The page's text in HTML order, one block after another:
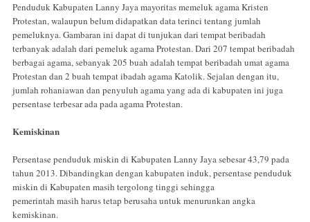
Penduduk Kabupaten Lanny Jaya mayoritas memeluk agama Kristen
Protestan, walaupun belum didapatkan data terinci tentang jumlah
pemeluknya. Gambaran ini dapat di tunjukan dari tempat beribadah
terbanyak adalah dari pemeluk agama Protestan. Dari 207 tempat beribadah
berbagai agama, sebanyak 205 buah adalah tempat beribadah umat agama
Protestan dan 2 buah tempat ibadah agama Katolik. Sejalan dengan itu,
jumlah rohaniawan dan penyuluh agama yang ada di kabupaten ini juga
persentase terbesar ada pada agama Protestan.
Kemiskinan
Persentase penduduk miskin di Kabupaten Lanny Jaya sebesar 43,79 pada
tahun 2013. Dibandingkan dengan kabupaten induk, persentase penduduk
miskin di Kabupaten masih tergolong tinggi sehingga
pemerintah masih harus tetap berusaha untuk menurunkan angka
kemiskinan.